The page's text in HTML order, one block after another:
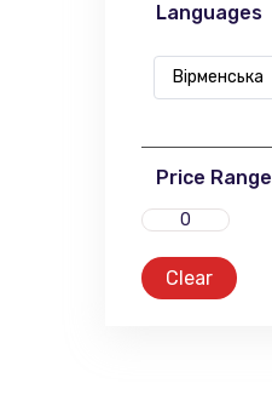
Languages
Вірменська
Price Range
Clear